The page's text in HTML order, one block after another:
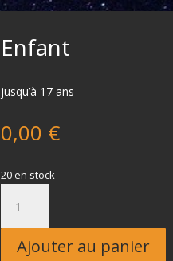
Enfant
jusqu’à 17 ans
0,00 €
20 en stock
Enfant
Ajouter au panier